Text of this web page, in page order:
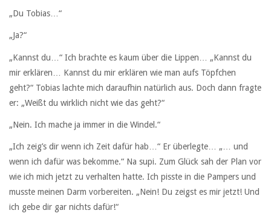
„Du Tobias…“
„Ja?“
„Kannst du…“ Ich brachte es kaum über die Lippen… „Kannst du
mir erklären… Kannst du mir erklären wie man aufs Töpfchen
geht?“ Tobias lachte mich daraufhin natürlich aus. Doch dann fragte
er: „Weißt du wirklich nicht wie das geht?“
„Nein. Ich mache ja immer in die Windel.“
„Ich zeig’s dir wenn ich Zeit dafür hab…“ Er überlegte… „… und
wenn ich dafür was bekomme.“ Na supi. Zum Glück sah der Plan vor
wie ich mich jetzt zu verhalten hatte. Ich pisste in die Pampers und
musste meinen Darm vorbereiten. „Nein! Du zeigst es mir jetzt! Und
ich gebe dir gar nichts dafür!“